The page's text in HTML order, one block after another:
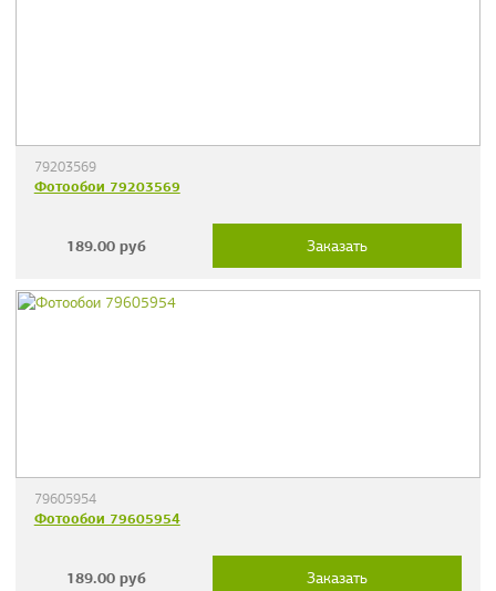
79203569
Фотообои 79203569
189.00 руб Заказать
79605954
Фотообои 79605954
189.00 руб Заказать